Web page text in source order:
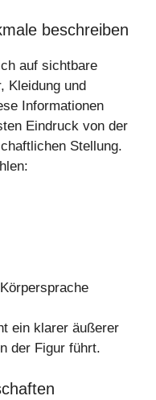
beschreiben
auf sichtbare
Kleidung und
Informationen
Eindruck von der
Stellung.
ein klarer äußerer
der Figur führt.